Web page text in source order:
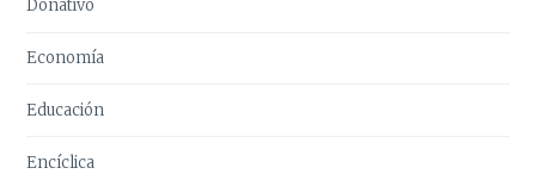
Donativo
Economía
Educación
Encíclica